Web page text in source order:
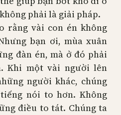
phải là giải pháp.
rằng vài con én không
bạn ơi, mùa xuân
đàn én, mà ở đó phải
Khi một vài người lên
người khác, chúng
nói to hơn. Không
điều to tát. Chúng ta